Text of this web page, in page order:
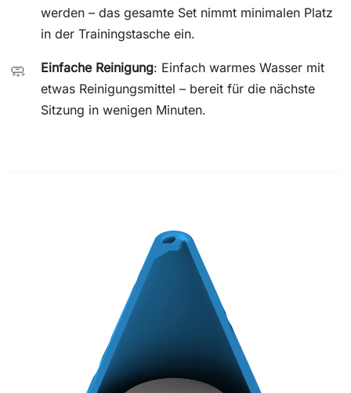
werden – das gesamte Set nimmt minimalen Platz
in der Trainingstasche ein.
🧼 Einfache Reinigung: Einfach warmes Wasser mit
etwas Reinigungsmittel – bereit für die nächste
Sitzung in wenigen Minuten.